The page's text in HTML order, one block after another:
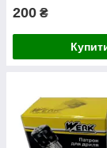
200 ₴